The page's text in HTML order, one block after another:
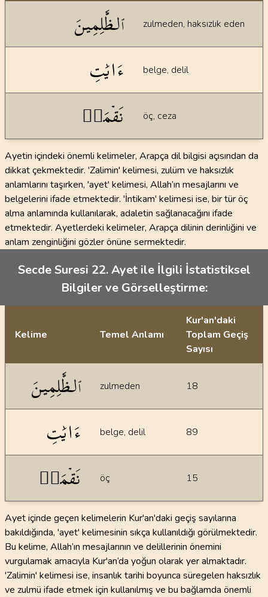
ٱلظَّٰلِمِينَ zulmeden, haksızlık eden
ءَايَٰتِ belge, delil
نَقۡمَةٞ öç, ceza
Ayetin içindeki önemli kelimeler, Arapça dil bilgisi açısından da
dikkat çekmektedir. 'Zalimin' kelimesi, zulüm ve haksızlık
anlamlarını taşırken, 'ayet' kelimesi, Allah’ın mesajlarını ve
belgelerini ifade etmektedir. 'İntikam' kelimesi ise, bir tür öç
alma anlamında kullanılarak, adaletin sağlanacağını ifade
etmektedir. Ayetlerdeki kelimeler, Arapça dilinin derinliğini ve
anlam zenginliğini gözler önüne sermektedir.
Secde Suresi 22. Ayet ile İlgili İstatistiksel
Bilgiler ve Görselleştirme:
İstatiksel bilgiler
Kelime Temel Anlamı
Kur'an'daki
Toplam Geçiş
Sayısı
ٱلظَّٰلِمِينَ zulmeden 18
ءَايَٰتِ belge, delil 89
نَقۡمَةٞ öç 15
Ayet içinde geçen kelimelerin Kur'an'daki geçiş sayılarına
bakıldığında, 'ayet' kelimesinin sıkça kullanıldığı görülmektedir.
Bu kelime, Allah’ın mesajlarının ve delillerinin önemini
vurgulamak amacıyla Kur'an’da yoğun olarak yer almaktadır.
'Zalimin' kelimesi ise, insanlık tarihi boyunca süregelen haksızlık
ve zulmü ifade etmek için kullanılmış ve bu bağlamda önemli